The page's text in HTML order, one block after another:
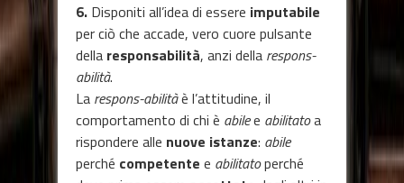
6. Disponiti all’idea di essere imputabile
per ciò che accade, vero cuore pulsante
della responsabilità, anzi della respons-
abilità.
La respons-abilitàè l’attitudine, il
comportamento di chi è abilee abilitatoa
rispondere alle nuove istanze: abile
perché competente e abilitatoperché